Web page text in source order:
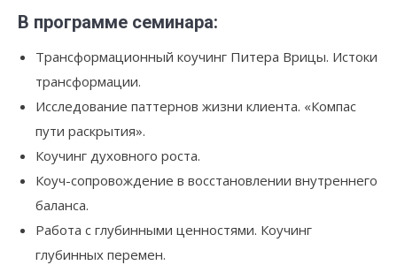
В программе семинара:
Трансформационный коучинг Питера Врицы. Истоки
трансформации.
Исследование паттернов жизни клиента. «Компас
пути раскрытия».
Коучинг духовного роста.
Коуч-сопровождение в восстановлении внутреннего
баланса.
Работа с глубинными ценностями. Коучинг
глубинных перемен.